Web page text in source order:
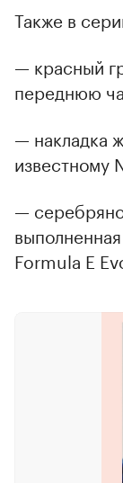
Также в
— красный
переднюю
— накладка
известному
—
Formula E